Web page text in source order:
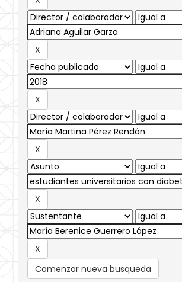
Comenzar nueva busqueda